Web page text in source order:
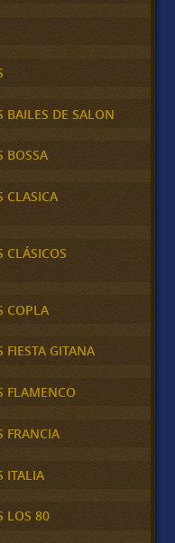
DE SALON
BOSSA
CLASICA
COPLA
GITANA
FLAMENCO
FRANCIA
ITALIA
LOS 80